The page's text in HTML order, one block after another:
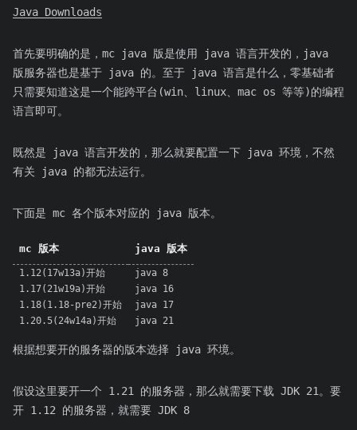
Java Downloads
首先要明确的是，mc java 版是使用 java 语言开发的，java
版服务器也是基于 java 的。至于 java 语言是什么，零基础者
只需要知道这是一个能跨平台(win、linux、mac os 等等)的编程
语言即可。
既然是 java 语言开发的，那么就要配置一下 java 环境，不然
有关 java 的都无法运行。
下面是 mc 各个版本对应的 java 版本。
mc 版本 java 版本
1.12(17w13a)开始
java 8
1.17(21w19a)开始
java 16
1.18(1.18-pre2)开始
java 17
1.20.5(24w14a)开始
java 21
根据想要开的服务器的版本选择 java 环境。
假设这里要开一个 1.21 的服务器，那么就需要下载 JDK 21。要
开 1.12 的服务器，就需要 JDK 8